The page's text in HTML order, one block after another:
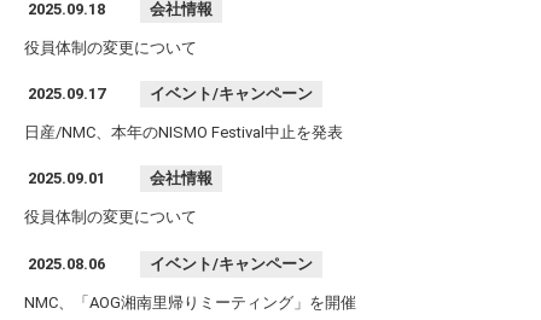
2025.09.18 会社情報
役員体制の変更について
2025.09.17 イベント/キャンペーン
日産/NMC、本年のNISMO Festival中止を発表
2025.09.01 会社情報
役員体制の変更について
2025.08.06 イベント/キャンペーン
NMC、「AOG湘南里帰りミーティング」を開催